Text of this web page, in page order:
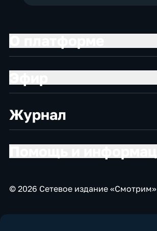
Журнал
© 2026 Сетевое издание «Смотрим»